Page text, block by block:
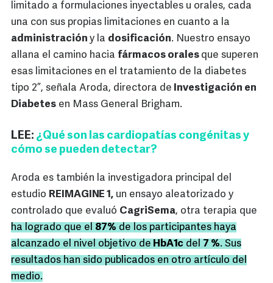
limitado a formulaciones inyectables u orales, cada
una con sus propias limitaciones en cuanto a la
administración y la dosificación. Nuestro ensayo
allana el camino hacia fármacos orales que superen
esas limitaciones en el tratamiento de la diabetes
tipo 2”, señala Aroda, directora de Investigación en
Diabetes en Mass General Brigham.
LEE: ¿Qué son las cardiopatías congénitas y
cómo se pueden detectar?
Aroda es también la investigadora principal del
estudio REIMAGINE 1, un ensayo aleatorizado y
controlado que evaluó CagriSema, otra terapia que
ha logrado que el 87% de los participantes haya
alcanzado el nivel objetivo de HbA1c del 7 %. Sus
resultados han sido publicados en otro artículo del
medio.